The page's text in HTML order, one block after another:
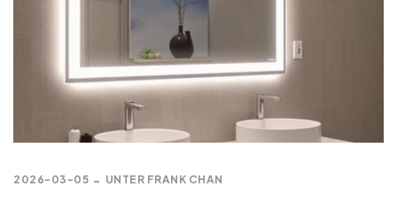
2026-03-05 UNTER FRANK CHAN